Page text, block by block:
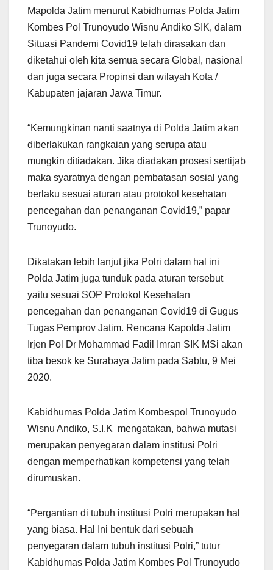
Mapolda Jatim menurut Kabidhumas Polda Jatim
Kombes Pol Trunoyudo Wisnu Andiko SIK, dalam
Situasi Pandemi Covid19 telah dirasakan dan
diketahui oleh kita semua secara Global, nasional
dan juga secara Propinsi dan wilayah Kota /
Kabupaten jajaran Jawa Timur.
“Kemungkinan nanti saatnya di Polda Jatim akan
diberlakukan rangkaian yang serupa atau
mungkin ditiadakan. Jika diadakan prosesi sertijab
maka syaratnya dengan pembatasan sosial yang
berlaku sesuai aturan atau protokol kesehatan
pencegahan dan penanganan Covid19,” papar
Trunoyudo.
Dikatakan lebih lanjut jika Polri dalam hal ini
Polda Jatim juga tunduk pada aturan tersebut
yaitu sesuai SOP Protokol Kesehatan
pencegahan dan penanganan Covid19 di Gugus
Tugas Pemprov Jatim. Rencana Kapolda Jatim
Irjen Pol Dr Mohammad Fadil Imran SIK MSi akan
tiba besok ke Surabaya Jatim pada Sabtu, 9 Mei
2020.
Kabidhumas Polda Jatim Kombespol Trunoyudo
Wisnu Andiko, S.I.K mengatakan, bahwa mutasi
merupakan penyegaran dalam institusi Polri
dengan memperhatikan kompetensi yang telah
dirumuskan.
“Pergantian di tubuh institusi Polri merupakan hal
yang biasa. Hal Ini bentuk dari sebuah
penyegaran dalam tubuh institusi Polri,” tutur
Kabidhumas Polda Jatim Kombes Pol Trunoyudo